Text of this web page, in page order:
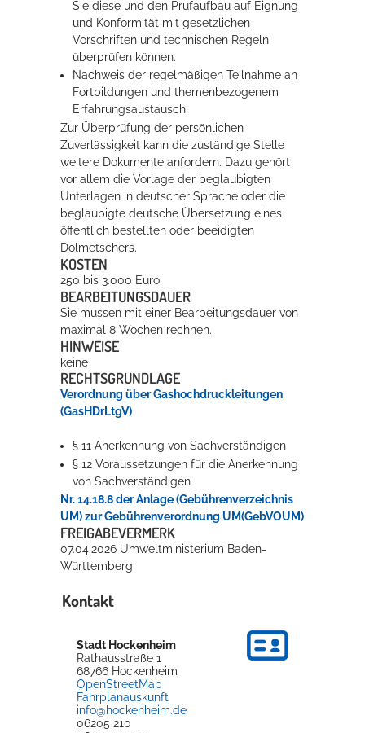
Sie diese und den Prüfaufbau auf Eignung
und Konformität mit gesetzlichen
Vorschriften und technischen Regeln
überprüfen können.
Nachweis der regelmäßigen Teilnahme an
Fortbildungen und themenbezogenem
Erfahrungsaustausch
Zur Überprüfung der persönlichen
Zuverlässigkeit kann die zuständige Stelle
weitere Dokumente anfordern. Dazu gehört
vor allem die Vorlage der beglaubigten
Unterlagen in deutscher Sprache oder die
beglaubigte deutsche Übersetzung eines
öffentlich bestellten oder beeidigten
Dolmetschers.
KOSTEN
250 bis 3.000 Euro
BEARBEITUNGSDAUER
Sie müssen mit einer Bearbeitungsdauer von
maximal 8 Wochen rechnen.
HINWEISE
keine
RECHTSGRUNDLAGE
Verordnung über Gashochdruckleitungen
(GasHDrLtgV)
§ 11 Anerkennung von Sachverständigen
§ 12 Voraussetzungen für die Anerkennung
von Sachverständigen
Nr. 14.18.8 der Anlage (Gebührenverzeichnis
UM) zur Gebührenverordnung UM(GebVOUM)
FREIGABEVERMERK
07.04.2026 Umweltministerium Baden-
Württemberg
Kontakt
Stadt Hockenheim
Rathausstraße 1
68766 Hockenheim
OpenStreetMap
Fahrplanauskunft
info@hockenheim.de
06205 210